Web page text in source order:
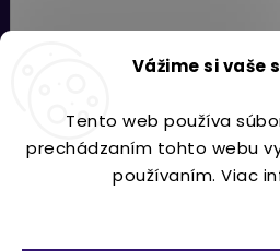
Vážime si vaše
Tento web používa
prechádzaním tohto webu
používaním. Viac
Prihlásiť